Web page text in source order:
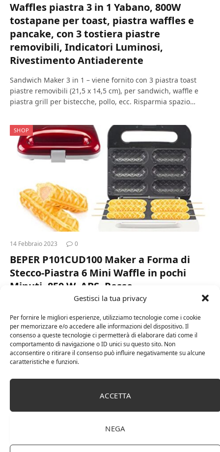
Gestisci la tua privacy
Per fornire le migliori esperienze, utilizziamo tecnologie come i cookie
per memorizzare e/o accedere alle informazioni del dispositivo. Il
consenso a queste tecnologie ci permetterà di elaborare dati come il
comportamento di navigazione o ID unici su questo sito. Non
acconsentire o ritirare il consenso può influire negativamente su alcune
caratteristiche e funzioni.
ACCETTA
NEGA
Waffles piastra 3 in 1 Yabano, 800W
tostapane per toast, piastra waffles e
pancake, con 3 tostiera piastre
removibili, Indicatori Luminosi,
Rivestimento Antiaderente
Sandwich Maker 3 in 1 – viene fornito con 3 piastra toast
piastre removibili (21,5 x 14,5 cm), per sandwich, waffle e
piastra grill per bistecche, pollo, ecc. Risparmia spazio…
SHOP
14 Febbraio 2023 0
BEPER P101CUD100 Maker a Forma di
Stecco-Piastra 6 Mini Waffle in pochi
Minuti, 850 W, ABS, Rosso
FUNZIONALITÁ: La piastra per waffle a stecco in materiale
antiaderente e con impugnatura termoisolante. Prepara
contemporaneamente fino a 6 waffle da passeggio pronti da
gustare.VERSATILITÁ: In pochi minuti cuoce in modo
uniforme…
SHOP